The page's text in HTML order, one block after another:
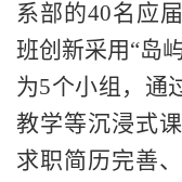
系部的40名应
班创新采用 “岛
为5个小组，通
教学等沉浸式
求职简历完善